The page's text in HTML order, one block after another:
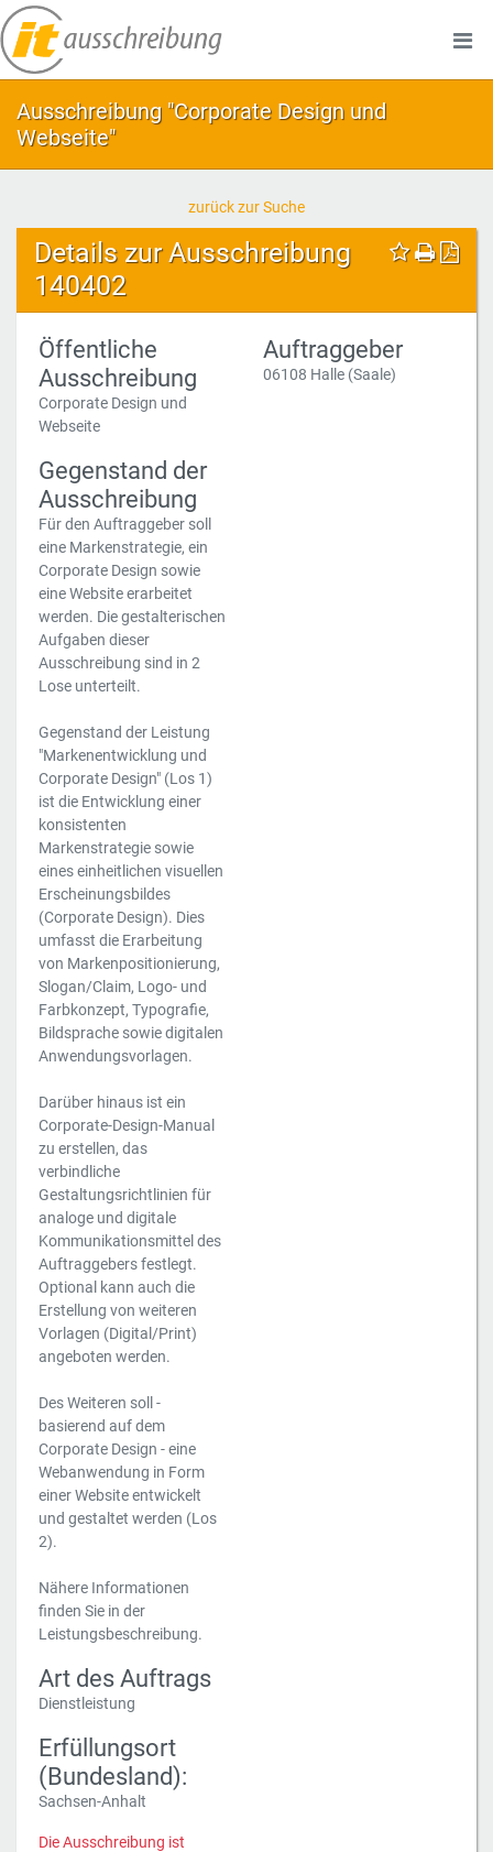
Ausschreibung "Corporate Design und
Webseite"
zurück zur Suche
Details zur Ausschreibung
140402
Öffentliche
Ausschreibung
Corporate Design und
Webseite
Gegenstand der
Ausschreibung
Für den Auftraggeber soll
eine Markenstrategie, ein
Corporate Design sowie
eine Website erarbeitet
werden. Die gestalterischen
Aufgaben dieser
Ausschreibung sind in 2
Lose unterteilt.
Gegenstand der Leistung
"Markenentwicklung und
Corporate Design" (Los 1)
ist die Entwicklung einer
konsistenten
Markenstrategie sowie
eines einheitlichen visuellen
Erscheinungsbildes
(Corporate Design). Dies
umfasst die Erarbeitung
von Markenpositionierung,
Slogan/Claim, Logo- und
Farbkonzept, Typografie,
Bildsprache sowie digitalen
Anwendungsvorlagen.
Darüber hinaus ist ein
Corporate-Design-Manual
zu erstellen, das
verbindliche
Gestaltungsrichtlinien für
analoge und digitale
Kommunikationsmittel des
Auftraggebers festlegt.
Optional kann auch die
Erstellung von weiteren
Vorlagen (Digital/Print)
angeboten werden.
Des Weiteren soll -
basierend auf dem
Corporate Design - eine
Webanwendung in Form
einer Website entwickelt
und gestaltet werden (Los
2).
Nähere Informationen
finden Sie in der
Leistungsbeschreibung.
Art des Auftrags
Dienstleistung
Erfüllungsort
(Bundesland):
Sachsen-Anhalt
Die Ausschreibung ist
Auftraggeber
06108 Halle (Saale)